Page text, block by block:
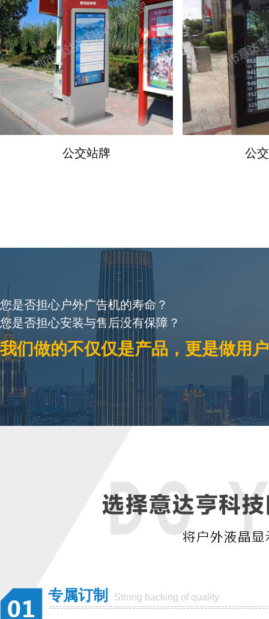
公交站牌 公
您是否担心户外广告机的寿命？
您是否担心安装与售后没有保障？
我们做的不仅仅是产品，更是做用
专属订制 Strong backing of quality